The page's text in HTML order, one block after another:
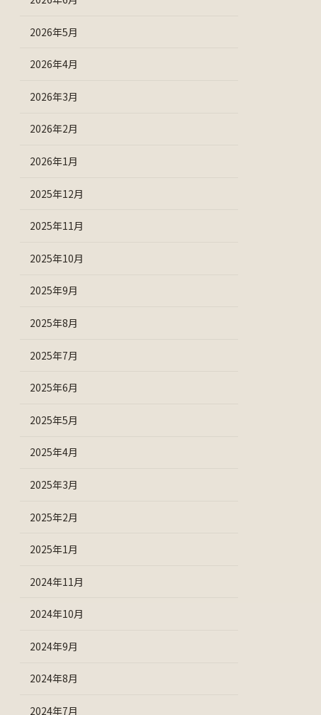
2026年5月
2026年4月
2026年3月
2026年2月
2026年1月
2025年12月
2025年11月
2025年10月
2025年9月
2025年8月
2025年7月
2025年6月
2025年5月
2025年4月
2025年3月
2025年2月
2025年1月
2024年11月
2024年10月
2024年9月
2024年8月
2024年7月